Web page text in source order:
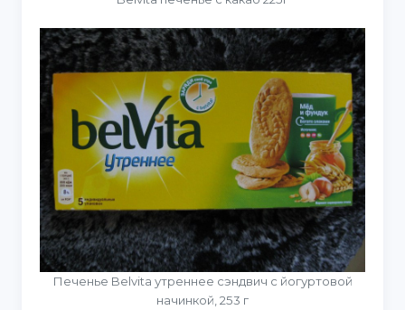
Печенье Belvita утреннее сэндвич с йогуртовой
начинкой, 253 г